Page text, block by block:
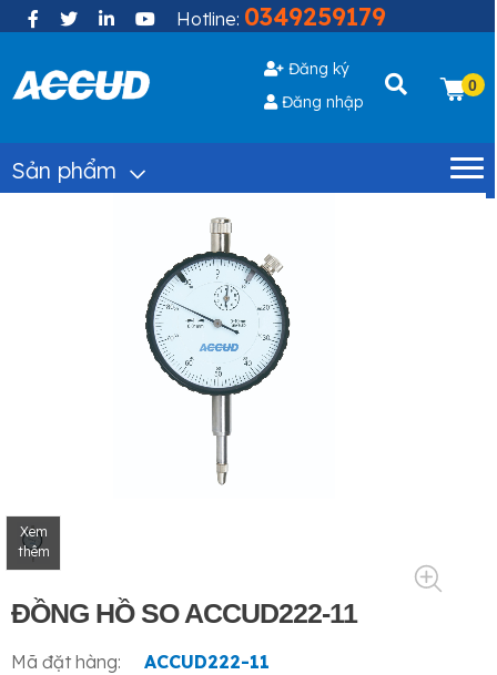
Hotline: 0349259179
Đăng ký
Đăng nhập
0
Sản phẩm
Xem
thêm
ĐỒNG HỒ SO ACCUD222-11
Mã đặt hàng:
ACCUD222-11